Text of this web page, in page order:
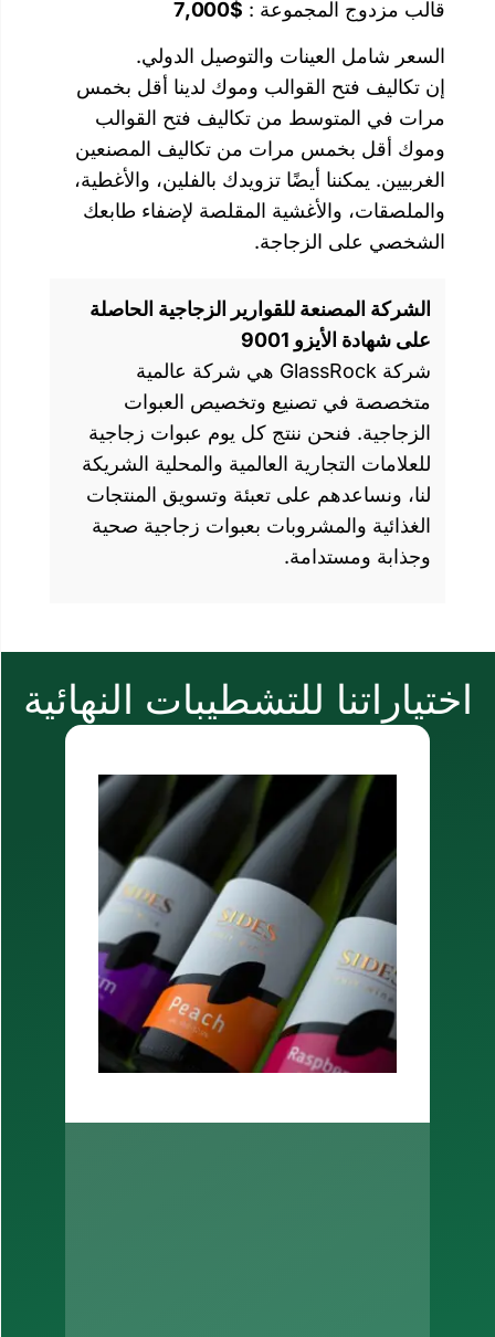
:
$7,000
والتوصيل الدولي.
وموك لدينا أقل بخمس
من تكاليف فتح القوالب
من تكاليف المصنعين
تزويدك بالفلين، والأغطية،
المقلصة لإضفاء طابعك
الزجاجية الحاصلة
شركة GlassRock هي شركة عالمية
وتخصيص العبوات
كل يوم عبوات زجاجية
العالمية والمحلية الشريكة
تعبئة وتسويق المنتجات
بعبوات زجاجية صحية
النهائية